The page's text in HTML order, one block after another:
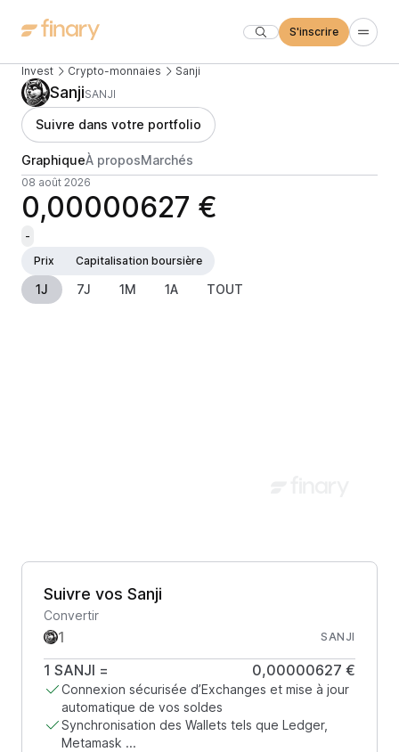
S'inscrire
Invest Crypto-monnaies Sanji
SanjiSANJI
Suivre dans votre portfolio
GraphiqueÀ proposMarchés
08 août 2026
0,00000627 €
-
Prix
Capitalisation boursière
1J 7J 1M 1A TOUT
Suivre vos Sanji
Convertir
SANJI
1 SANJI = 0,00000627 €
Connexion sécurisée d’Exchanges et mise à jour
automatique de vos soldes
Synchronisation des Wallets tels que Ledger,
Metamask ...